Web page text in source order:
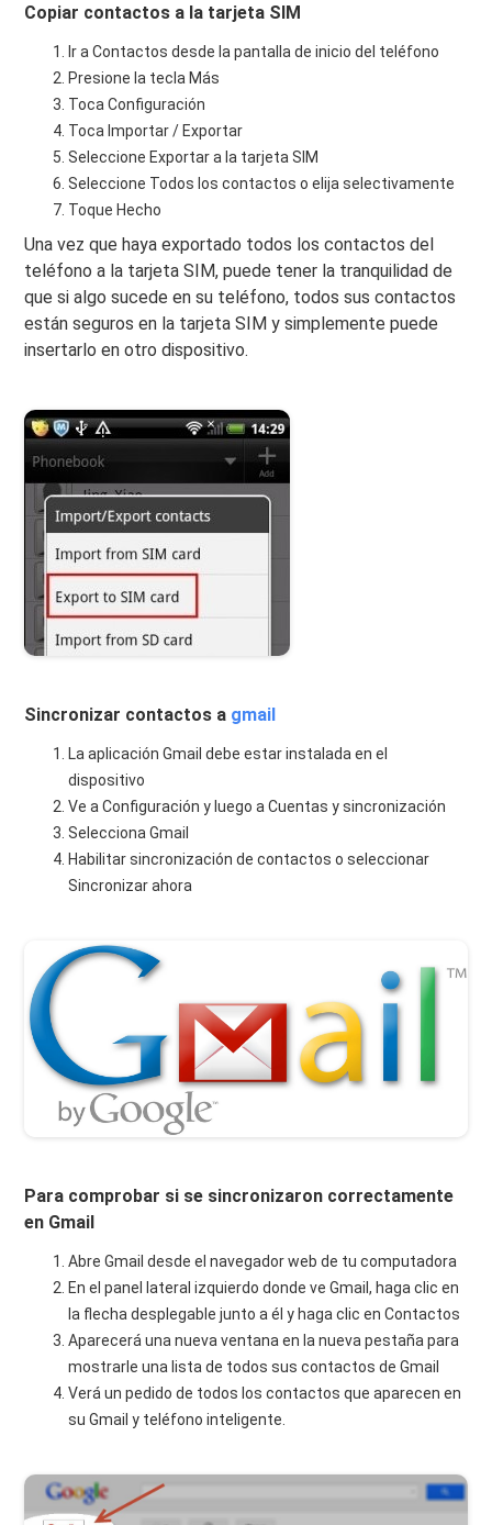
Copiar contactos a la tarjeta SIM
Ir a Contactos desde la pantalla de inicio del teléfono
Presione la tecla Más
Toca Configuración
Toca Importar / Exportar
Seleccione Exportar a la tarjeta SIM
Seleccione Todos los contactos o elija selectivamente
Toque Hecho
Una vez que haya exportado todos los contactos del
teléfono a la tarjeta SIM, puede tener la tranquilidad de
que si algo sucede en su teléfono, todos sus contactos
están seguros en la tarjeta SIM y simplemente puede
insertarlo en otro dispositivo.
Sincronizar contactos a gmail
La aplicación Gmail debe estar instalada en el
dispositivo
Ve a Configuración y luego a Cuentas y sincronización
Selecciona Gmail
Habilitar sincronización de contactos o seleccionar
Sincronizar ahora
Para comprobar si se sincronizaron correctamente
en Gmail
Abre Gmail desde el navegador web de tu computadora
En el panel lateral izquierdo donde ve Gmail, haga clic en
la flecha desplegable junto a él y haga clic en Contactos
Aparecerá una nueva ventana en la nueva pestaña para
mostrarle una lista de todos sus contactos de Gmail
Verá un pedido de todos los contactos que aparecen en
su Gmail y teléfono inteligente.